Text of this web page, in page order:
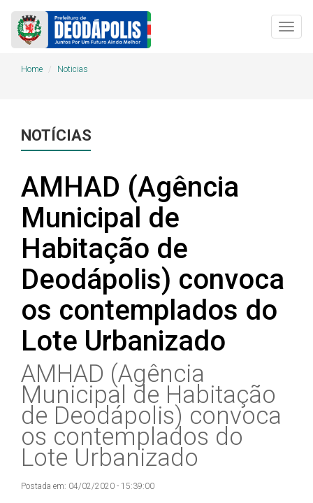
Home Noticias
NOTÍCIAS
AMHAD (Agência
Municipal de
Habitação de
Deodápolis) convoca
os contemplados do
Lote Urbanizado
AMHAD (Agência
Municipal de Habitação
de Deodápolis) convoca
os contemplados do
Lote Urbanizado
Postada em: 04/02/2020 - 15:39:00